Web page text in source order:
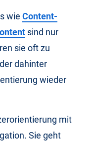
wie Content-
sind nur
sie oft zu
dahinter
wieder
mit
Sie geht